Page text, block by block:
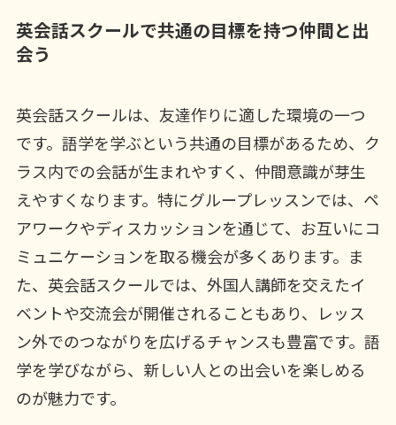
英会話スクールで共通の目標を持つ仲間と出
会う
英会話スクールは、友達作りに適した環境の一つ
です。語学を学ぶという共通の目標があるため、ク
ラス内での会話が生まれやすく、仲間意識が芽生
えやすくなります。特にグループレッスンでは、ペ
アワークやディスカッションを通じて、お互いにコ
ミュニケーションを取る機会が多くあります。ま
た、英会話スクールでは、外国人講師を交えたイ
ベントや交流会が開催されることもあり、レッス
ン外でのつながりを広げるチャンスも豊富です。語
学を学びながら、新しい人との出会いを楽しめる
のが魅力です。